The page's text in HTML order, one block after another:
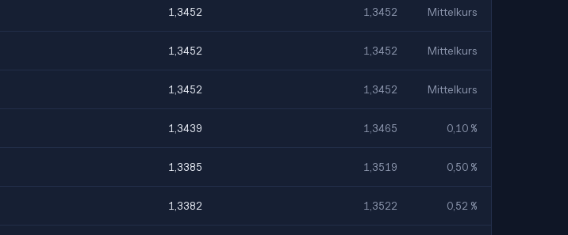
1,3452 1,3452 Mittelkurs
1,3452 1,3452 Mittelkurs
1,3452 1,3452 Mittelkurs
1,3439 1,3465 0,10 %
1,3385 1,3519 0,50 %
1,3382 1,3522 0,52 %